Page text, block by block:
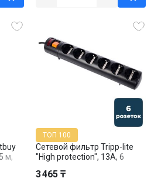
м,
Сетевой фильтр Tripp-lite
"High protection", 13А, 6
ТОП 100
3 465 ₸